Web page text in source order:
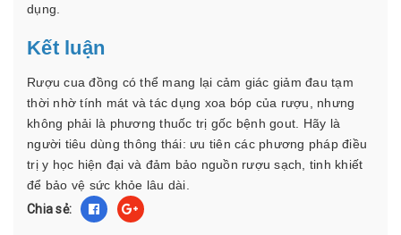
dụng.
Kết luận
Rượu cua đồng có thể mang lại cảm giác giảm đau tạm
thời nhờ tính mát và tác dụng xoa bóp của rượu, nhưng
không phải là phương thuốc trị gốc bệnh gout. Hãy là
người tiêu dùng thông thái: ưu tiên các phương pháp điều
trị y học hiện đại và đảm bảo nguồn rượu sạch, tinh khiết
để bảo vệ sức khỏe lâu dài.
Chia sẻ: